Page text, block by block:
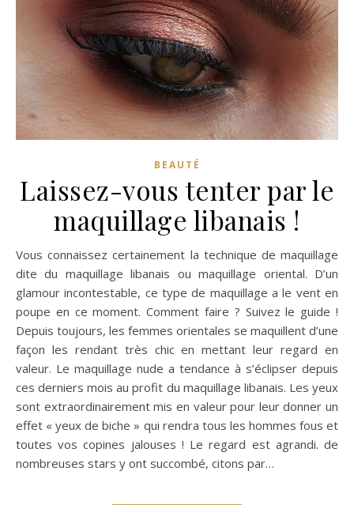
BEAUTÉ
Laissez-vous tenter par le
maquillage libanais !
Vous connaissez certainement la technique de maquillage
dite du maquillage libanais ou maquillage oriental. D’un
glamour incontestable, ce type de maquillage a le vent en
poupe en ce moment. Comment faire ? Suivez le guide !
Depuis toujours, les femmes orientales se maquillent d’une
façon les rendant très chic en mettant leur regard en
valeur. Le maquillage nude a tendance à s’éclipser depuis
ces derniers mois au profit du maquillage libanais. Les yeux
sont extraordinairement mis en valeur pour leur donner un
effet « yeux de biche » qui rendra tous les hommes fous et
toutes vos copines jalouses ! Le regard est agrandi. de
nombreuses stars y ont succombé, citons par…